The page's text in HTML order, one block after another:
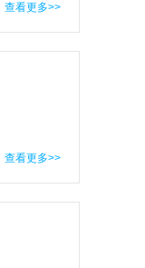
查看更多>>
查看更多>>